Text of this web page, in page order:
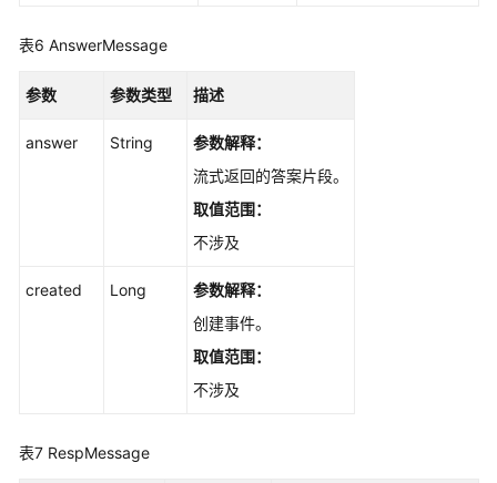
表6 AnswerMessage
参数 参数类型 描述
answer String
参数解释：
流式返回的答案片段。
取值范围：
不涉及
created Long
参数解释：
创建事件。
取值范围：
不涉及
表7 RespMessage